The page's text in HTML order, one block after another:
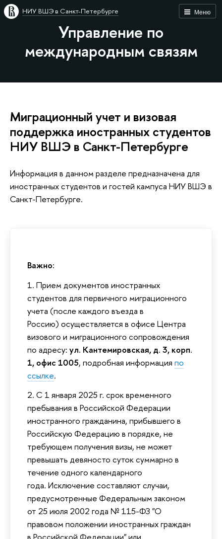
Меню
НИУ ВШЭ в Санкт-Петербурге
Управление по
международным связям
Миграционный учет и визовая
поддержка иностранных студентов
НИУ ВШЭ в Санкт-Петербурге
Информация в данном разделе предназначена для
иностранных студентов и гостей кампуса НИУ ВШЭ в
Санкт-Петербурге.
Важно:
1. Прием документов иностранных
студентов для первичного миграционного
учета (после каждого въезда в
Россию) осуществляется в офисе Центра
визового и миграционного сопровождения
по адресу: ул. Кантемировская, д. 3, корп.
1, офис 1005, подробная информация по
ссылке.
2. С 1 января 2025 г. срок временного
пребывания в Российской Федерации
иностранного гражданина, прибывшего в
Российскую Федерацию в порядке, не
требующем получения визы, не может
превышать девяносто суток суммарно в
течение одного календарного
года. Исключение составляют случаи,
предусмотренные Федеральным законом
от 25 июля 2002 года № 115-ФЗ "О
правовом положении иностранных граждан